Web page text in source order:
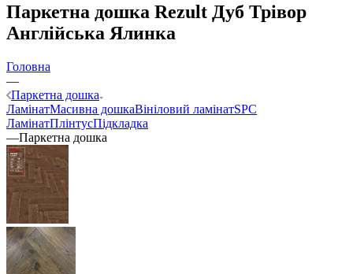
Паркетна дошка Rezult Дуб Трівор
Англійська Ялинка
Головна
—
Паркетна дошка
ЛамінатМасивна дошкаВініловий ламінатSPC
ЛамінатПлінтусПідкладка
—Паркетна дошка